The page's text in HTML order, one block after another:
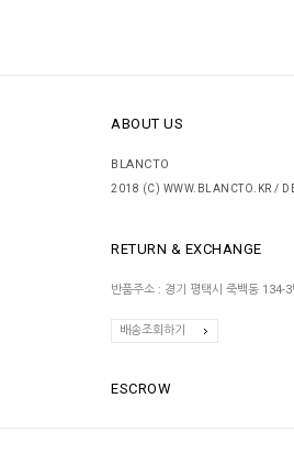
ABOUT US
BLANCTO
2018 (C) WWW.BLANCTO.KR /
RETURN & EXCHANGE
반품주소 : 경기 평택시 죽백동 134-
배송조회하기
ESCROW